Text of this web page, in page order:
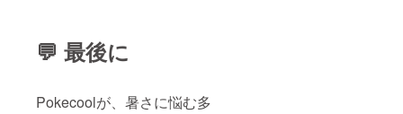
💬 最後に
Pokecoolが、暑さに悩む多